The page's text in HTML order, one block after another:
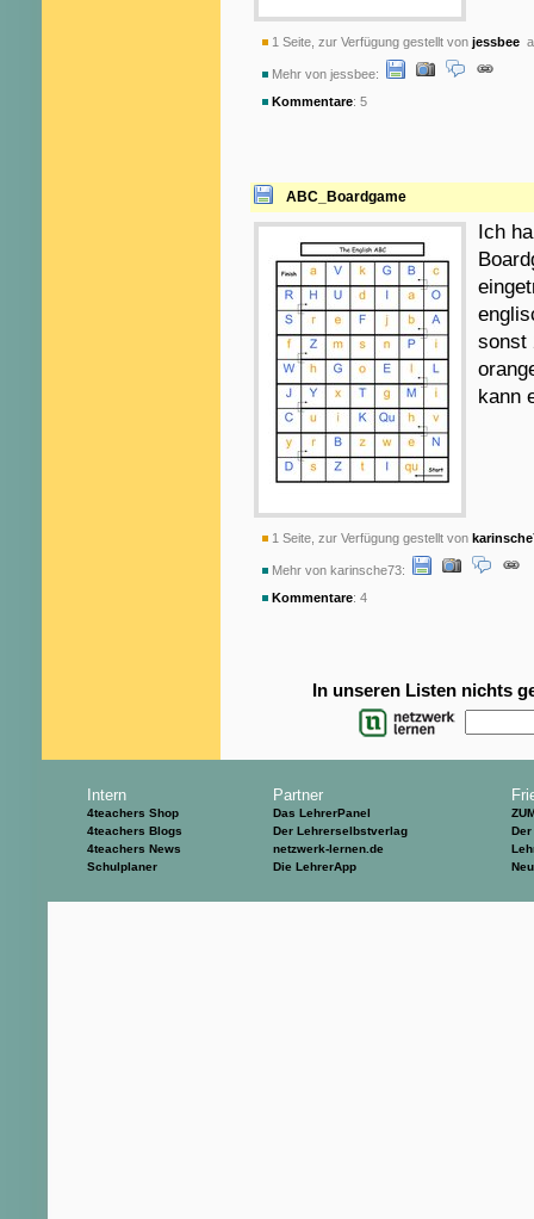
1 Seite, zur Verfügung gestellt von jessbee
Mehr von jessbee:
Kommentare: 5
ABC_Boardgame
Ich
sonst
kann
1 Seite, zur Verfügung gestellt von
Mehr von karinsche73:
Kommentare: 4
In unseren Listen nichts
Intern
4teachers Shop
4teachers Blogs
4teachers News
Schulplaner
Partner
Das LehrerPanel
Der Lehrerselbstverlag
netzwerk-lernen.de
Die LehrerApp